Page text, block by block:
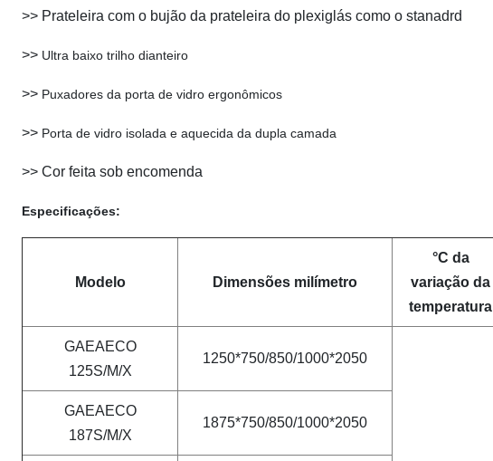
>> Prateleira com o bujão da prateleira do plexiglás como o stanadrd
>> Ultra baixo trilho dianteiro
>> Puxadores da porta de vidro ergonômicos
>> Porta de vidro isolada e aquecida da dupla camada
>> Cor feita sob encomenda
Especificações:
Modelo Dimensões milímetro
°C da
variação da
temperatura
GAEAECO
125S/M/X
1250*750/850/1000*2050
GAEAECO
187S/M/X
1875*750/850/1000*2050